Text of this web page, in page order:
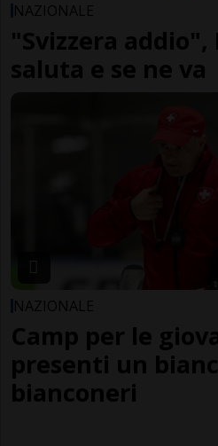
NAZIONALE
"Svizzera addio",
saluta e se ne va
NAZIONALE
Camp per le
presenti un
bianconeri